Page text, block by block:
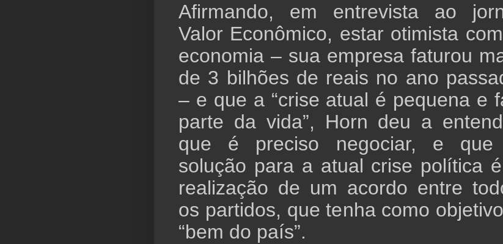
Afirmando, em entrevista ao
Valor Econômico, estar otimista
economia – sua empresa faturou
de 3 bilhões de reais no ano
– e que a “crise atual é pequena e
parte da vida”, Horn deu a
que é preciso negociar, e
solução para a atual crise política
realização de um acordo entre
os partidos, que tenha como
“bem do país”.